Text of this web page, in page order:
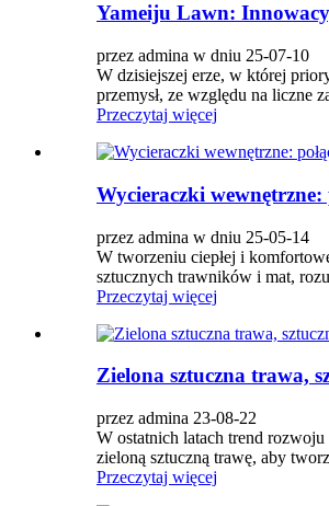
Yameiju Lawn:
przez admina w dniu 25-07-10
W dzisiejszej erze, w której
przemysł, ze względu na liczne
Przeczytaj więcej
Wycieraczki wewnętrzne:
przez admina w dniu 25-05-14
W tworzeniu ciepłej i
sztucznych trawników i mat,
Przeczytaj więcej
Zielona sztuczna trawa,
przez admina 23-08-22
W ostatnich latach trend
zieloną sztuczną trawę, aby
Przeczytaj więcej